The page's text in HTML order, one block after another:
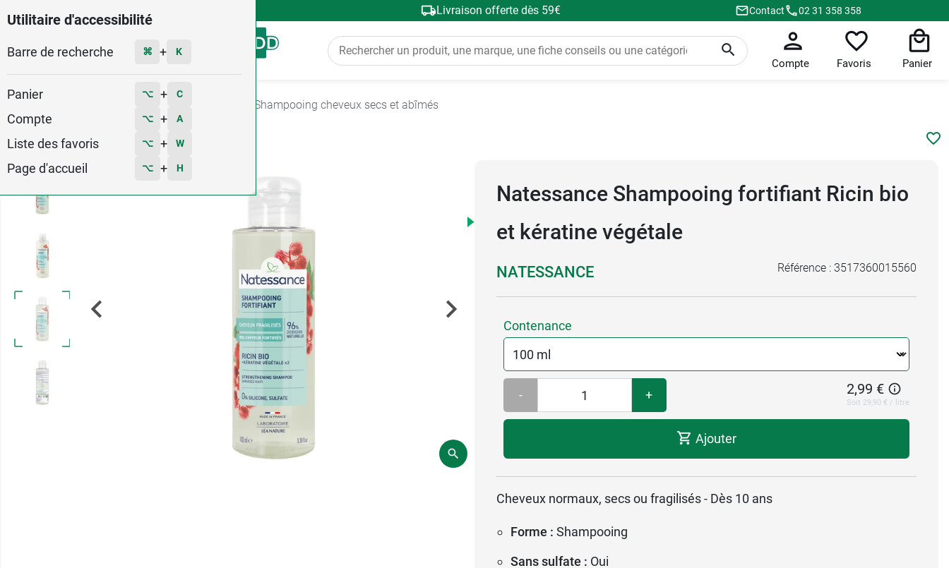
Utilitaire d'accessibilité
Barre de recherche ⌘ + K
Panier ⌥ + C
Compte ⌥ + A
Liste des favoris ⌥ + W
Page d'accueil ⌥ + H
Livraison offerte dès 59€ Contact 02 31 358 358
Menu
Compte Favoris Panier
Shampooing cheveux secs et abîmés
3
Natessance Shampooing fortifiant Ricin bio
et kératine végétale
NATESSANCE Référence : 3517360015560
Contenance
- + 2,99 €
Soit 29,90 € / litre
Ajouter
Cheveux normaux, secs ou fragilisés - Dès 10 ans
Forme : Shampooing
Sans sulfate : Oui